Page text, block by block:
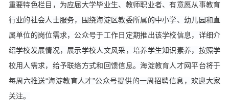
重要特色栏目，为应届大学毕业生、教师职业者、有意愿从事教育
行业的社会人士服务，围绕海淀区教委所属的中小学、幼儿园和直
属单位的岗位需求，公众号于工作日定期推出该学校信息，详细介
绍学校发展情况，展示学校人文风采，培养学生知识素养，按照学
校用人需求，给予联络方式和回馈信息。海淀教育人才网平台将于
每周六推送“海淀教育人才”公众号提供的一周招聘信息，欢迎大家
关注。